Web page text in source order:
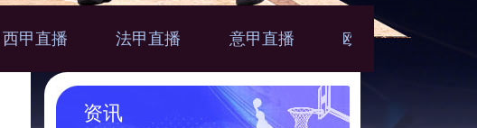
西甲直播 法甲直播 意甲直播 欧联直播
资讯